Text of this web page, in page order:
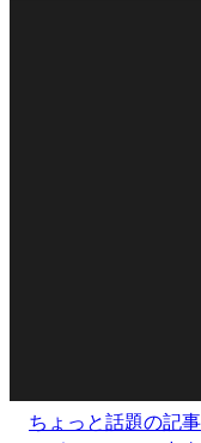
ちょっと話題の記事